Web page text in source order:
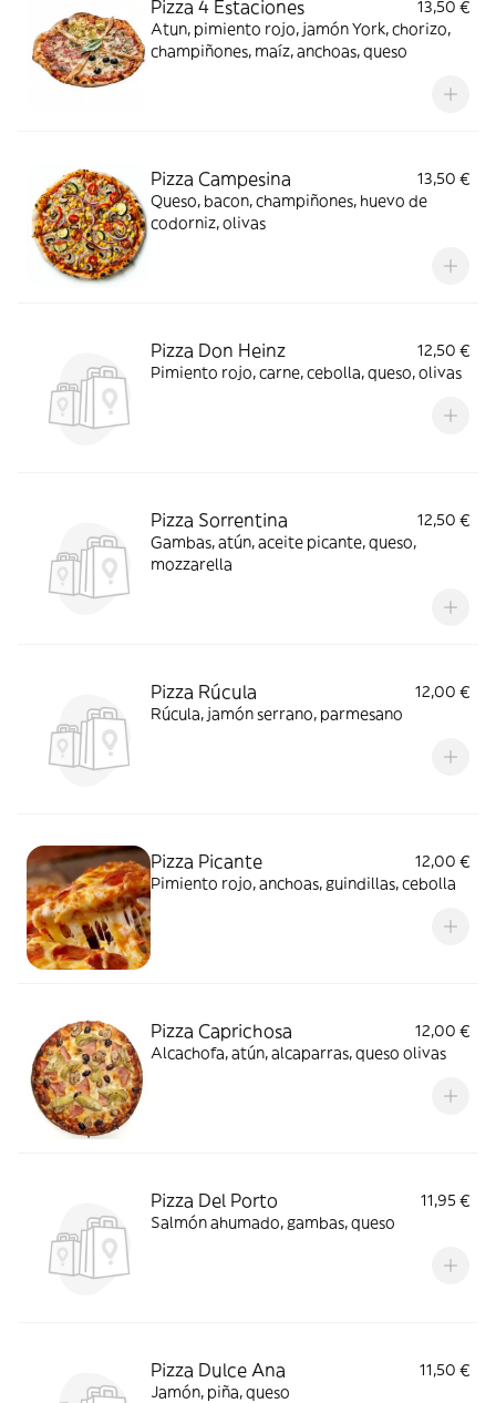
Pizza 4 Estaciones
13,50 €
Atun, pimiento rojo, jamón York, chorizo,
champiñones, maíz, anchoas, queso
Pizza Campesina
13,50 €
Queso, bacon, champiñones, huevo de
codorniz, olivas
Pizza Don Heinz
12,50 €
Pimiento rojo, carne, cebolla, queso, olivas
Pizza Sorrentina
12,50 €
Gambas, atún, aceite picante, queso,
mozzarella
Pizza Rúcula
12,00 €
Rúcula, jamón serrano, parmesano
Pizza Picante
12,00 €
Pimiento rojo, anchoas, guindillas, cebolla
Pizza Caprichosa
12,00 €
Alcachofa, atún, alcaparras, queso olivas
Pizza Del Porto
11,95 €
Salmón ahumado, gambas, queso
Pizza Dulce Ana
11,50 €
Jamón, piña, queso